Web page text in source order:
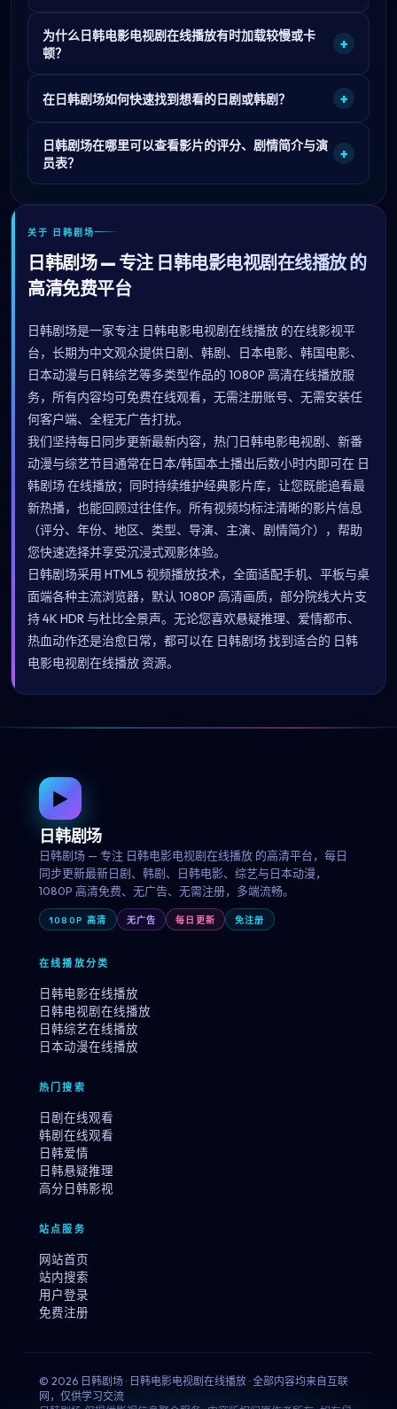
为什么日韩电影电视剧在线播放有时加载较慢或卡
顿？
+
在日韩剧场如何快速找到想看的日剧或韩剧？ +
日韩剧场在哪里可以查看影片的评分、剧情简介与演
员表？
+
关于 日韩剧场
日韩剧场 — 专注 日韩电影电视剧在线播放 的
高清免费平台
日韩剧场是一家专注 日韩电影电视剧在线播放 的在线影视平
台，长期为中文观众提供日剧、韩剧、日本电影、韩国电影、
日本动漫与日韩综艺等多类型作品的 1080P 高清在线播放服
务，所有内容均可免费在线观看，无需注册账号、无需安装任
何客户端、全程无广告打扰。
我们坚持每日同步更新最新内容，热门日韩电影电视剧、新番
动漫与综艺节目通常在日本/韩国本土播出后数小时内即可在 日
韩剧场 在线播放；同时持续维护经典影片库，让您既能追看最
新热播，也能回顾过往佳作。所有视频均标注清晰的影片信息
（评分、年份、地区、类型、导演、主演、剧情简介），帮助
您快速选择并享受沉浸式观影体验。
日韩剧场采用 HTML5 视频播放技术，全面适配手机、平板与桌
面端各种主流浏览器，默认 1080P 高清画质，部分院线大片支
持 4K HDR 与杜比全景声。无论您喜欢悬疑推理、爱情都市、
热血动作还是治愈日常，都可以在 日韩剧场 找到适合的 日韩
电影电视剧在线播放 资源。
▶
日韩剧场
日韩剧场 — 专注 日韩电影电视剧在线播放 的高清平台，每日
同步更新最新日剧、韩剧、日韩电影、综艺与日本动漫，
1080P 高清免费、无广告、无需注册，多端流畅。
1080P 高清 无广告 每日更新 免注册
在线播放分类
日韩电影在线播放
日韩电视剧在线播放
日韩综艺在线播放
日本动漫在线播放
热门搜索
日剧在线观看
韩剧在线观看
日韩爱情
日韩悬疑推理
高分日韩影视
站点服务
网站首页
站内搜索
用户登录
免费注册
© 2026 日韩剧场 · 日韩电影电视剧在线播放 · 全部内容均来自互联
网，仅供学习交流